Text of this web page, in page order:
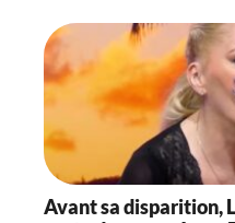
Avant sa disparition,